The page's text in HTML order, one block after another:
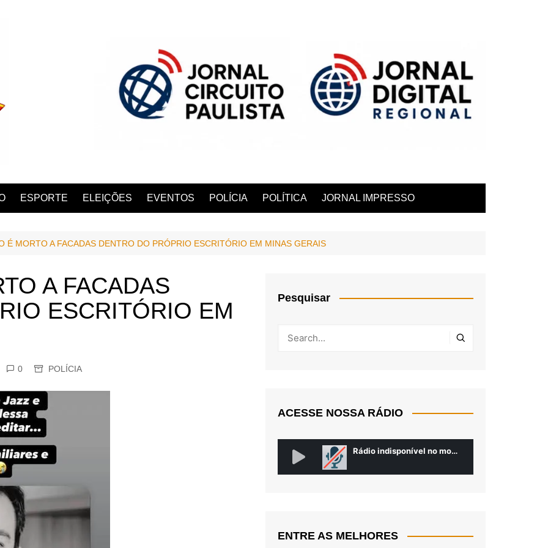
PRETO
ESPORTE ELEIÇÕES EVENTOS POLÍCIA POLÍTICA JORNAL IMPRESSO
É MORTO A FACADAS DENTRO DO PRÓPRIO ESCRITÓRIO EM MINAS GERAIS
A FACADAS
ESCRITÓRIO EM
0 POLÍCIA
Pesquisar
ACESSE NOSSA RÁDIO
ENTRE AS MELHORES